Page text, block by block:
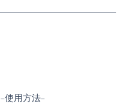
​−使用方法−